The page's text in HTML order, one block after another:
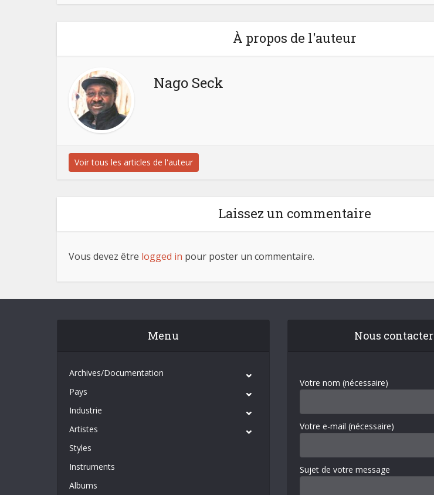
À propos de l'auteur
Nago Seck
Voir tous les articles de l'auteur
Laissez un commentaire
Vous devez être logged in pour poster un commentaire.
Menu
Archives/Documentation
Pays
Industrie
Artistes
Styles
Instruments
Albums
Nous contacter
Votre nom (nécessaire)
Votre e-mail (nécessaire)
Sujet de votre message